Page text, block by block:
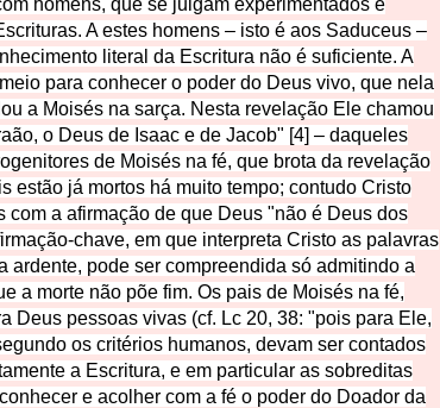
A estes homens – isto é aos Saduceus –
literal da Escritura não é suficiente. A
para conhecer o poder do Deus vivo, que nela
a Moisés na sarça. Nesta revelação Ele chamou
o Deus de Isaac e de Jacob" [4] – daqueles
de Moisés na fé, que brota da revelação
estão já mortos há muito tempo; contudo Cristo
com a afirmação de que Deus "não é Deus dos
chave, em que interpreta Cristo as palavras
ardente, pode ser compreendida só admitindo a
a morte não põe fim. Os pais de Moisés na fé,
Deus pessoas vivas (cf. Lc 20, 38: "pois para Ele,
os critérios humanos, devam ser contados
a Escritura, e em particular as sobreditas
e acolher com a fé o poder do Doador da